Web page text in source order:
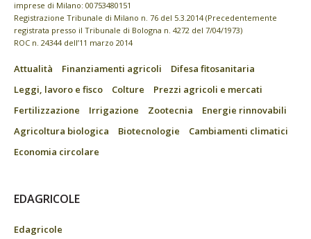
imprese di Milano: 00753480151
Registrazione Tribunale di Milano n. 76 del 5.3.2014 (Precedentemente
registrata presso il Tribunale di Bologna n. 4272 del 7/04/1973)
ROC n. 24344 dell’11 marzo 2014
Attualità Finanziamenti agricoli
Difesa fitosanitaria
Leggi, lavoro e fisco
Colture
Prezzi agricoli e mercati
Fertilizzazione
Irrigazione Zootecnia
Energie rinnovabili
Agricoltura biologica
Biotecnologie
Cambiamenti climatici
Economia circolare
EDAGRICOLE
Edagricole